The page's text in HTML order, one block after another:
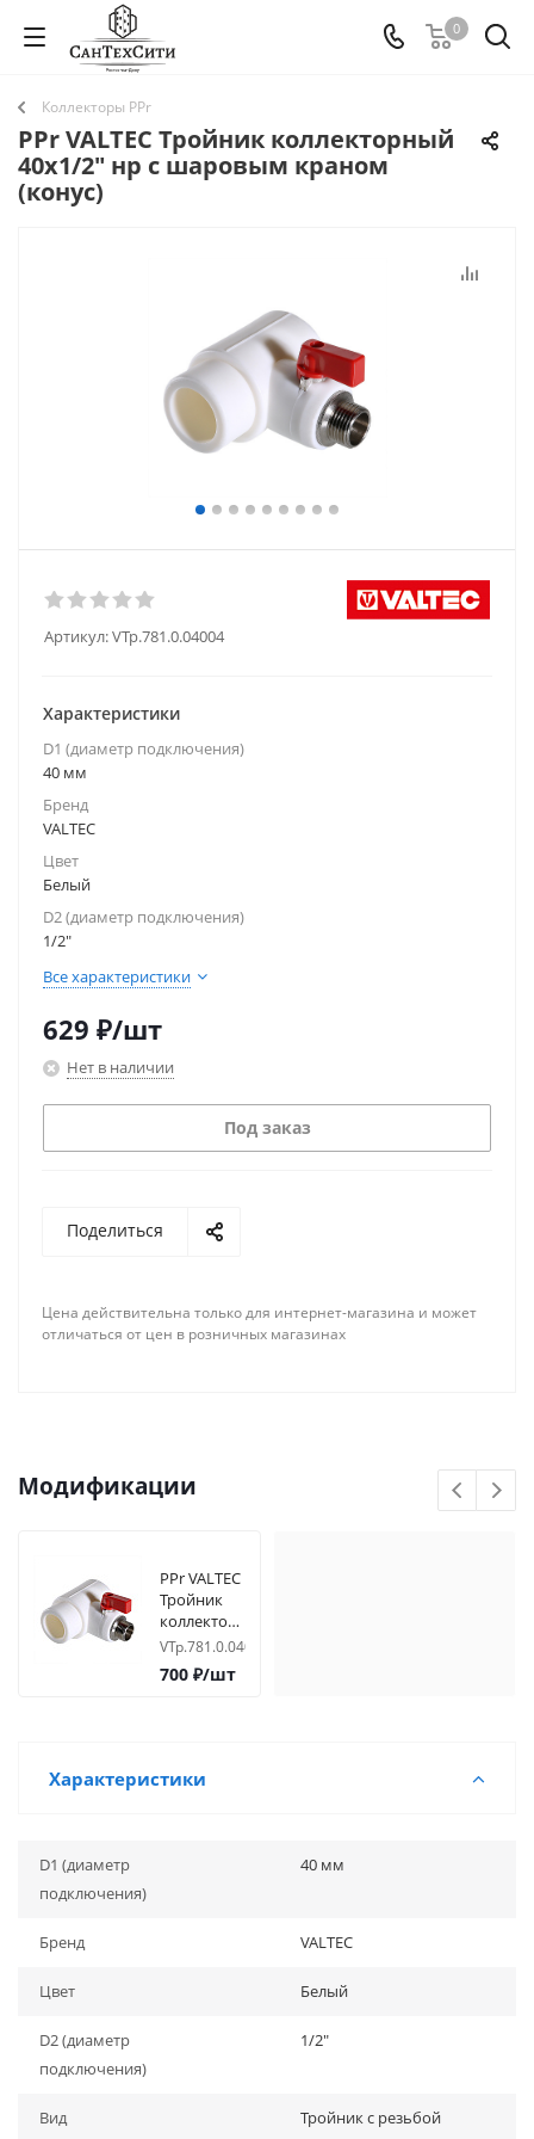
0
Коллекторы PPr
PPr VALTEC Тройник коллекторный
40х1/2" нр с шаровым краном
(конус)
Артикул:VTp.781.0.04004
Характеристики
D1 (диаметр подключения)
40 мм
Бренд
VALTEC
Цвет
Белый
D2 (диаметр подключения)
1/2"
Все характеристики
629 ₽/шт
Нет в наличии
Под заказ
Поделиться
Цена действительна только для интернет-магазина и может
отличаться от цен в розничных магазинах
Модификации
PPr VALTEC
Тройник
коллекторный
40х3/4" нр
с шаровым
краном
VTp.781.0.04005
700 ₽/шт
Характеристики
D1 (диаметр
подключения)
40 мм
Бренд VALTEC
Цвет Белый
D2 (диаметр
подключения)
1/2"
Вид Тройник с резьбой